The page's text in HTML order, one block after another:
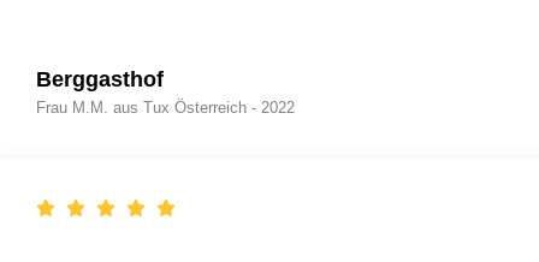
Berggasthof
Frau M.M. aus Tux Österreich - 2022